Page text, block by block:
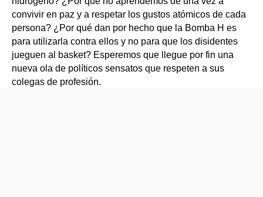
convivir en paz y a respetar los gustos atómicos de cada
persona? ¿Por qué dan por hecho que la Bomba H es
para utilizarla contra ellos y no para que los disidentes
jueguen al basket? Esperemos que llegue por fin una
nueva ola de políticos sensatos que respeten a sus
colegas de profesión.